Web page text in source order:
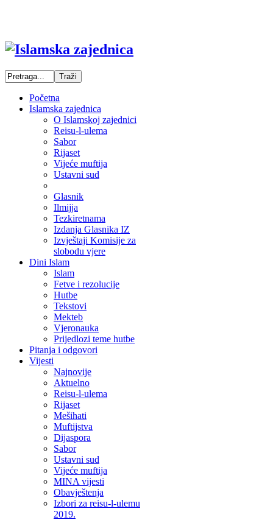
Početna
Islamska zajednica
O Islamskoj zajednici
Reisu-l-ulema
Sabor
Rijaset
Vijeće muftija
Ustavni sud
Glasnik
Ilmijja
Tezkiretnama
Izdanja Glasnika IZ
Izvještaji Komisije za
slobodu vjere
Dini Islam
Islam
Fetve i rezolucije
Hutbe
Tekstovi
Mekteb
Vjeronauka
Prijedlozi teme hutbe
Pitanja i odgovori
Vijesti
Najnovije
Aktuelno
Reisu-l-ulema
Rijaset
Mešihati
Muftijstva
Dijaspora
Sabor
Ustavni sud
Vijeće muftija
MINA vijesti
Obavještenja
Izbori za reisu-l-ulemu
2019.